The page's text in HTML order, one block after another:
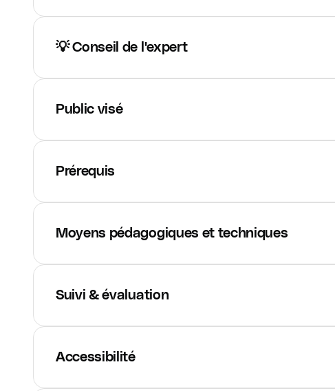
💡 Conseil de l'expert
Public visé
Prérequis
Moyens pédagogiques et techniques
Suivi & évaluation
Accessibilité